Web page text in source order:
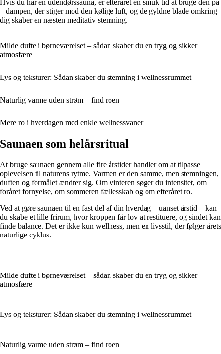
Hvis du har en udendørssauna, er efteråret en smuk tid at bruge den på
– dampen, der stiger mod den kølige luft, og de gyldne blade omkring
dig skaber en næsten meditativ stemning.
Milde dufte i børneværelset – sådan skaber du en tryg og sikker
atmosfære
Lys og teksturer: Sådan skaber du stemning i wellnessrummet
Naturlig varme uden strøm – find roen
Mere ro i hverdagen med enkle wellnessvaner
Saunaen som helårsritual
At bruge saunaen gennem alle fire årstider handler om at tilpasse
oplevelsen til naturens rytme. Varmen er den samme, men stemningen,
duften og formålet ændrer sig. Om vinteren søger du intensitet, om
foråret fornyelse, om sommeren fællesskab og om efteråret ro.
Ved at gøre saunaen til en fast del af din hverdag – uanset årstid – kan
du skabe et lille frirum, hvor kroppen får lov at restituere, og sindet kan
finde balance. Det er ikke kun wellness, men en livsstil, der følger årets
naturlige cyklus.
Milde dufte i børneværelset – sådan skaber du en tryg og sikker
atmosfære
Lys og teksturer: Sådan skaber du stemning i wellnessrummet
Naturlig varme uden strøm – find roen